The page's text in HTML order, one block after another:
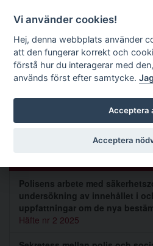
Jonas Hansson
Polisens arbete med
undersökning av innehållet i
uppfattningar om de nya
Häfte nr 2 2025
Vi använder cookies!
Hej, denna webbplats använder
att den fungerar korrekt och
förstå hur du interagerar med
används först efter samtycke.
Acceptera
Acceptera